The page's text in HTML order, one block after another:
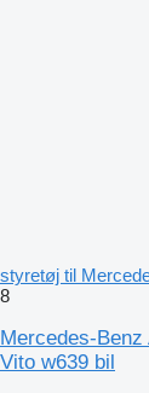
styretøj til
8
Mercedes-
Vito w639 bil